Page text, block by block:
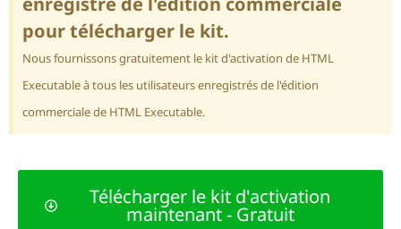
pour télécharger le kit.
Nous fournissons gratuitement le kit d'activation de HTML
Executable à tous les utilisateurs enregistrés de l'édition
commerciale de HTML Executable.
Télécharger le kit d'activation
maintenant - Gratuit